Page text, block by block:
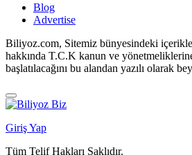
Blog
Advertise
Biliyoz.com, Sitemiz bünyesindeki
hakkında T.C.K kanun ve
başlatılacağını bu alandan yazılı olarak
Giriş Yap
Tüm Telif Hakları Saklıdır.